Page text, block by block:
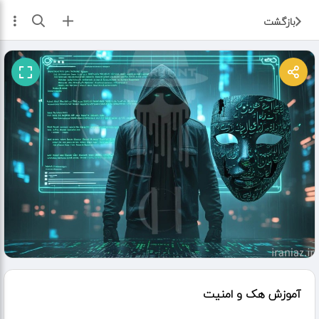
بازگشت ثبت آگهی
آموزش هک و امنیت